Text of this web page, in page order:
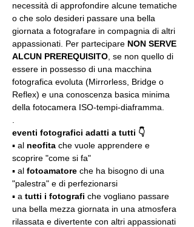
necessità di approfondire alcune tematiche
o che solo desideri passare una bella
giornata a fotografare in compagnia di altri
appassionati. Per partecipare NON SERVE
ALCUN PREREQUISITO , se non quello di
essere in possesso di una macchina
fotografica evoluta (Mirrorless, Bridge o
Reflex) e una conoscenza basica minima
della fotocamera ISO-tempi-diaframma.
eventi fotografici adatti a tutti 👇
▪️ al neofita che vuole apprendere e
scoprire "come si fa"
▪️ al fotoamatore che ha bisogno di una
"palestra" e di perfezionarsi
▪️ a tutti i fotografi che vogliano passare
una bella mezza giornata in una atmosfera
rilassata e divertente con altri appassionati